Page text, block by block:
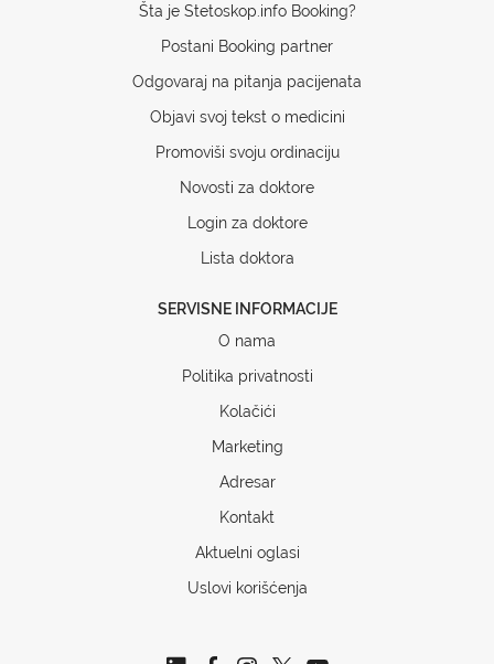
Šta je Stetoskop.info Booking?
Postani Booking partner
Odgovaraj na pitanja pacijenata
Objavi svoj tekst o medicini
Promoviši svoju ordinaciju
Novosti za doktore
Login za doktore
Lista doktora
SERVISNE INFORMACIJE
O nama
Politika privatnosti
Kolačići
Marketing
Adresar
Kontakt
Aktuelni oglasi
Uslovi korišćenja